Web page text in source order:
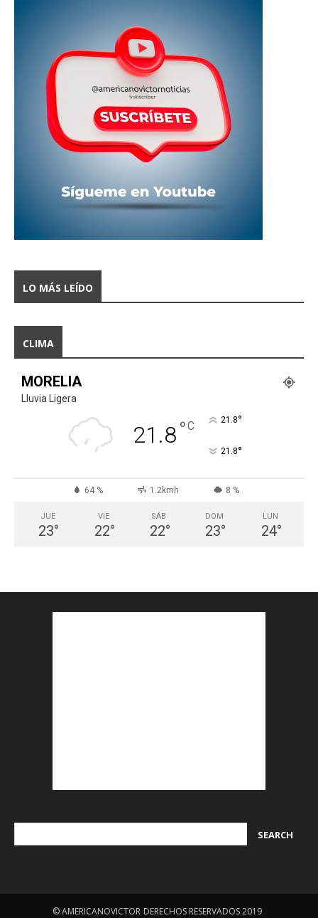
LO MÁS LEÍDO
CLIMA
MORELIA
Lluvia Ligera
21.8°C 21.8°
21.8°
64 % 1.2kmh 8 %
JUE
23°
VIE
22°
SÁB
22°
DOM
23°
LUN
24°
© AMERICANOVICTOR-DERECHOS RESERVADOS 2019 .